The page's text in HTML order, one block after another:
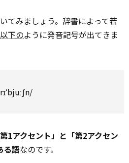
みましょう。辞書によって若
以下のように発音記号が出てきま
第1アクセント」と「第2アクセン
る語なのです。